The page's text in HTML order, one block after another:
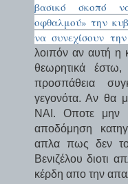
βασικό σκοπό
οφθαλμού» την
να συνεχίσουν
λοιπόν αν αυτή
θεωρητικά
προσπάθεια
γεγονότα. Αν θα
ΝΑΙ. Οποτε μην
αποδόμηση
απλα πως δεν
Βενιζέλου διοτι
κέρδη απο την